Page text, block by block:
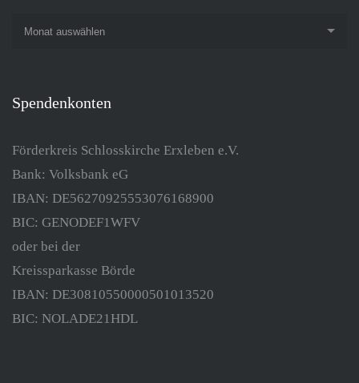
Monat auswählen
Spendenkonten
Förderkreis Schlosskirche Erxleben e.V.
Bank: Volksbank eG
IBAN: DE56270925553076168900
BIC: GENODEF1WFV
oder bei der
Kreissparkasse Börde
IBAN: DE30810550000501013520
BIC: NOLADE21HDL